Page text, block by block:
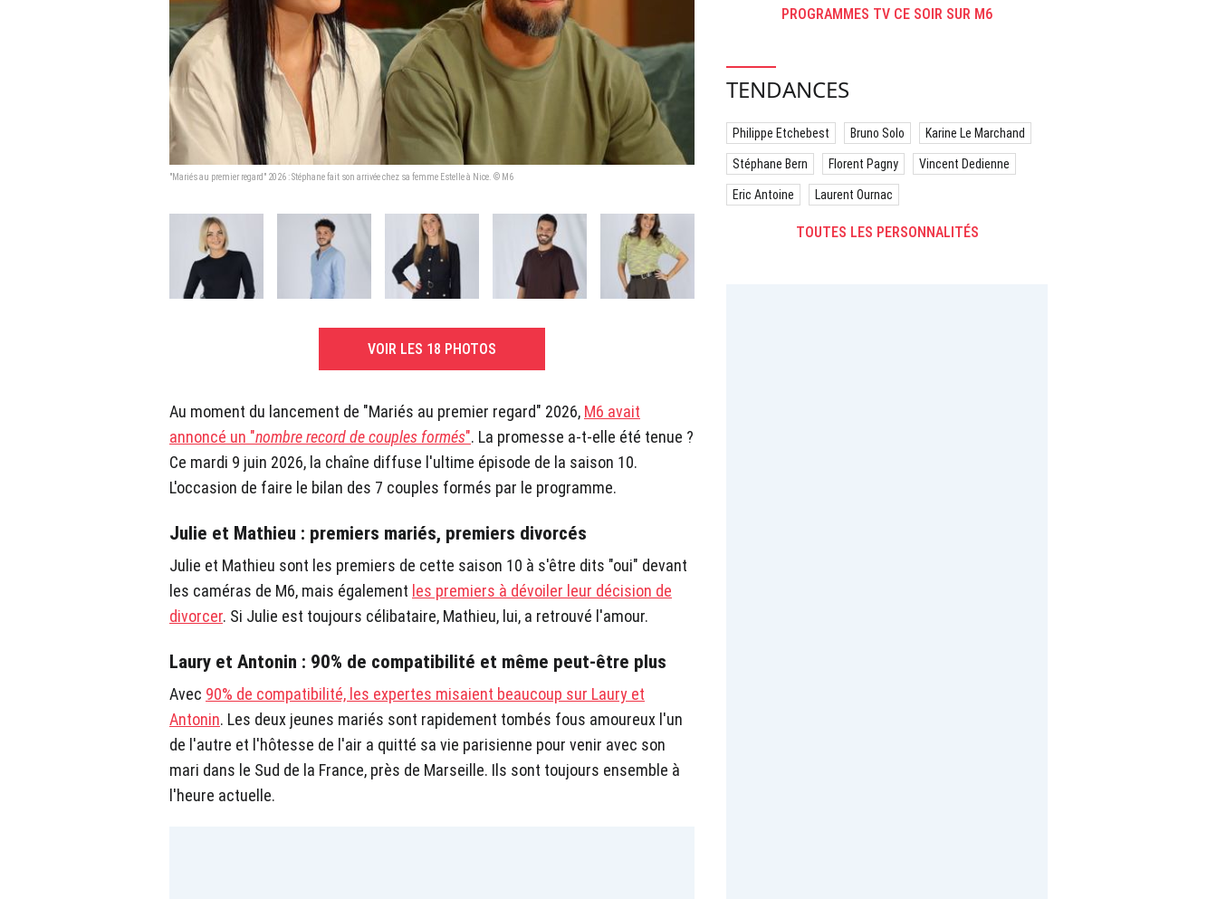
"Mariés au premier regard" 2026 : Stéphane fait son arrivée chez sa femme Estelle à Nice. © M6
VOIR LES 18 PHOTOS
Au moment du lancement de "Mariés au premier regard" 2026, M6 avait
annoncé un "nombre record de couples formés". La promesse a-t-elle été tenue ?
Ce mardi 9 juin 2026, la chaîne diffuse l'ultime épisode de la saison 10.
L'occasion de faire le bilan des 7 couples formés par le programme.
Julie et Mathieu : premiers mariés, premiers divorcés
Julie et Mathieu sont les premiers de cette saison 10 à s'être dits "oui" devant
les caméras de M6, mais également les premiers à dévoiler leur décision de
divorcer. Si Julie est toujours célibataire, Mathieu, lui, a retrouvé l'amour.
Laury et Antonin : 90% de compatibilité et même peut-être plus
Avec 90% de compatibilité, les expertes misaient beaucoup sur Laury et
Antonin. Les deux jeunes mariés sont rapidement tombés fous amoureux l'un
de l'autre et l'hôtesse de l'air a quitté sa vie parisienne pour venir avec son
mari dans le Sud de la France, près de Marseille. Ils sont toujours ensemble à
l'heure actuelle.
PROGRAMMES TV CE SOIR SUR M6
TENDANCES
Philippe Etchebest Bruno Solo Karine Le Marchand
Stéphane Bern Florent Pagny Vincent Dedienne
Eric Antoine Laurent Ournac
TOUTES LES PERSONNALITÉS